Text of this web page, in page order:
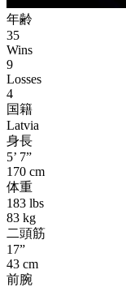
年齢
35
Wins
9
Losses
4
国籍
Latvia
身長
5’ 7”
170 cm
体重
183 lbs
83 kg
二頭筋
17”
43 cm
前腕